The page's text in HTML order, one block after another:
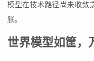
模型在技术路径尚未收敛
胀。
世界模型如筐，